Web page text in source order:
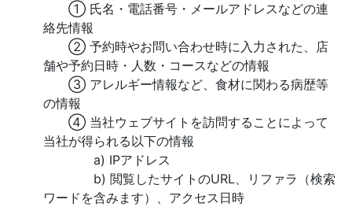
① 氏名・電話番号・メールアドレスなどの連
絡先情報
② 予約時やお問い合わせ時に入力された、店
舗や予約日時・人数・コースなどの情報
③ アレルギー情報など、食材に関わる病歴等
の情報
④ 当社ウェブサイトを訪問することによって
当社が得られる以下の情報
a) IPアドレス
b) 閲覧したサイトのURL、リファラ（検索
ワードを含みます）、アクセス日時